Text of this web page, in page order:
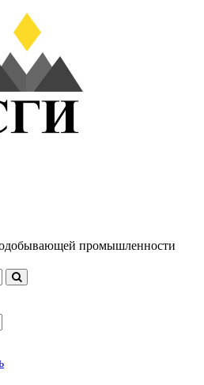
промышленности